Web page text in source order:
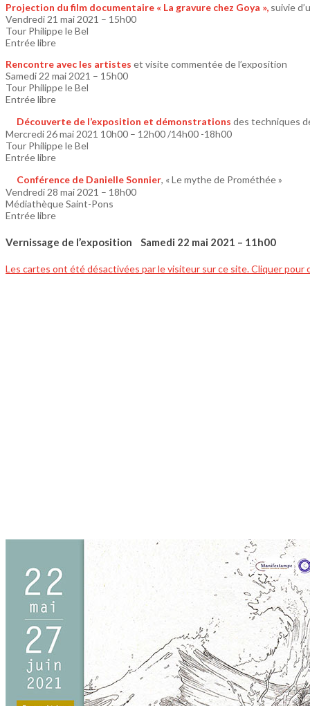
Projection du film documentaire « La gravure chez Goya », suivie
Vendredi 21 mai 2021 – 15h00
Tour Philippe le Bel
Entrée libre
Rencontre avec les artistes et visite commentée de l’exposition
Samedi 22 mai 2021 – 15h00
Tour Philippe le Bel
Entrée libre
Découverte de l’exposition et démonstrations des techniques
Mercredi 26 mai 2021 10h00 – 12h00 /14h00 -18h00
Tour Philippe le Bel
Entrée libre
Conférence de Danielle Sonnier, « Le mythe de Prométhée »
Vendredi 28 mai 2021 – 18h00
Médiathèque Saint-Pons
Entrée libre
Vernissage de l’exposition Samedi 22 mai 2021 – 11h00
Les cartes ont été désactivées par le visiteur sur ce site. Cliquer pour